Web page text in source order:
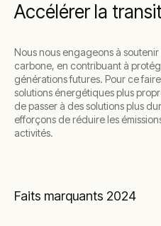
Accélérer la
Nous nous engageons à
carbone, en contribuant à
générations futures. Pour ce
solutions énergétiques plus
de passer à des solutions plus
efforçons de réduire les
activités.
Faits marquants 2024